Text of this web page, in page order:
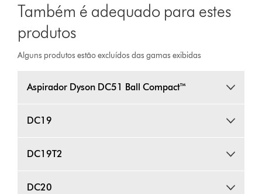
Também é adequado para estes
produtos
Alguns produtos estão excluídos das gamas exibidas
Aspirador Dyson DC51 Ball Compact™
DC19
DC19T2
DC20